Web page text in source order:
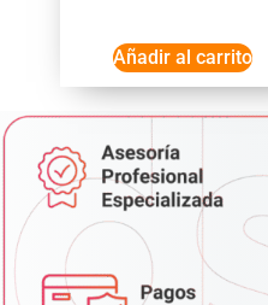
Añadir al carrito